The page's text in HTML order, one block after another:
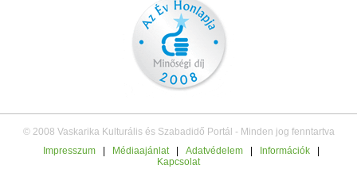
© 2008 Vaskarika Kulturális és Szabadidő Portál - Minden jog fenntartva
Impresszum
Médiaajánlat Adatvédelem Információk
Kapcsolat